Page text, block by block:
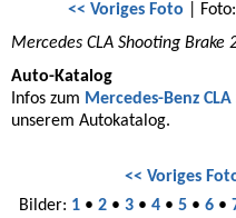
<< Voriges Foto |
Mercedes CLA Shooting Brake
Auto-Katalog
Infos zum Mercedes-Benz
unserem Autokatalog.
<< Voriges
Bilder: 1• 2• 3• 4• 5• 6•